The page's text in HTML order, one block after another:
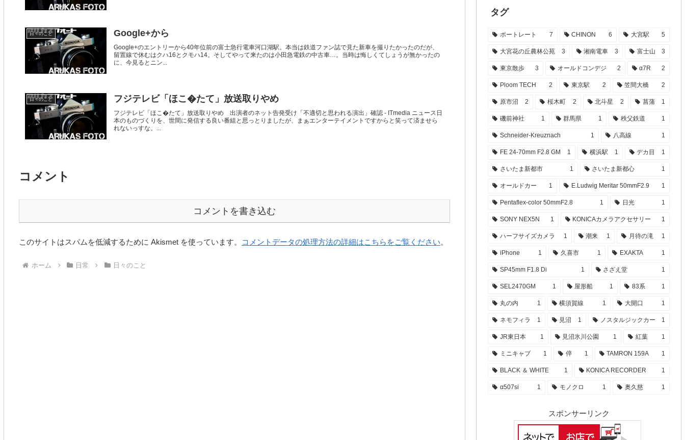
日々のこと Google+から
Google+のエントリーから40年位前の富士急行電車河口湖駅。本当は鉄道ファン誌で見た新車を撮りたかったのだが、
留置線で休むはクハ16とクモハ14。そしてやって来たのは小田急電鉄の中古車…。当時は悔しくてしょうが無かったの
に、今見るとニン...
日々のこと フジテレビ「ほこ�たて」放送取りやめ
フジテレビ「ほこ�たて」放送取りやめ 出演者のネット告発受け「不適切と思われる演出」確認 - ITmedia ニュース日
本のものづくりを、世間に発信する良い番組と思っとりましたが、まぁエンターテイメントですからと笑って済ませら
れないっすな。...
コメント
コメントを書き込む
このサイトはスパムを低減するために Akismet を使っています。 コメントデータの処理方法の詳細はこちらをご覧ください。
ホーム 日常 日々のこと
タグ
ポートレート 7 CHINON 6 大宮駅 5
大宮花の丘農林公苑 3 湘南電車 3 富士山 3
東京散歩 3 オールドコンデジ 2 α7R 2
Ploom TECH 2 東京駅 2 笠間大橋 2
原市沼 2 桜木町 2 北斗星 2 菖蒲 1
磯前神社 1 群馬県 1 秩父鉄道 1
Schneider-Kreuznach 1 八高線 1
FE 24-70mm F2.8 GM 1 横浜駅 1 デカ目 1
さいたま新都市 1 さいたま新都心 1
オールドカー 1 E.Ludwig Meritar 50mmF2.9 1
Pentaflex-color 50mmF2.8 1 日光 1
SONY NEX5N 1 KONICAカメラアクセサリー 1
ハーフサイズカメラ 1 潮来 1 月待の滝 1
iPhone 1 久喜市 1 EXAKTA 1
SP45mm F1.8 Di 1 さざえ堂 1
SEL2470GM 1 屋形船 1 83系 1
丸の内 1 横須賀線 1 大開口 1
ネモフィラ 1 見沼 1 ノスタルジックカー 1
JR東日本 1 見沼氷川公園 1 紅葉 1
ミニキャブ 1 倅 1 TAMRON 159A 1
BLACK ＆ WHITE 1 KONICA RECORDER 1
α507si 1 モノクロ 1 奥久慈 1
スポンサーリンク